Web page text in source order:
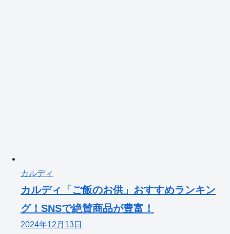
カルディ
カルディ「ご飯のお供」おすすめランキン
グ！SNSで絶賛商品が豊富！
2024年12月13日